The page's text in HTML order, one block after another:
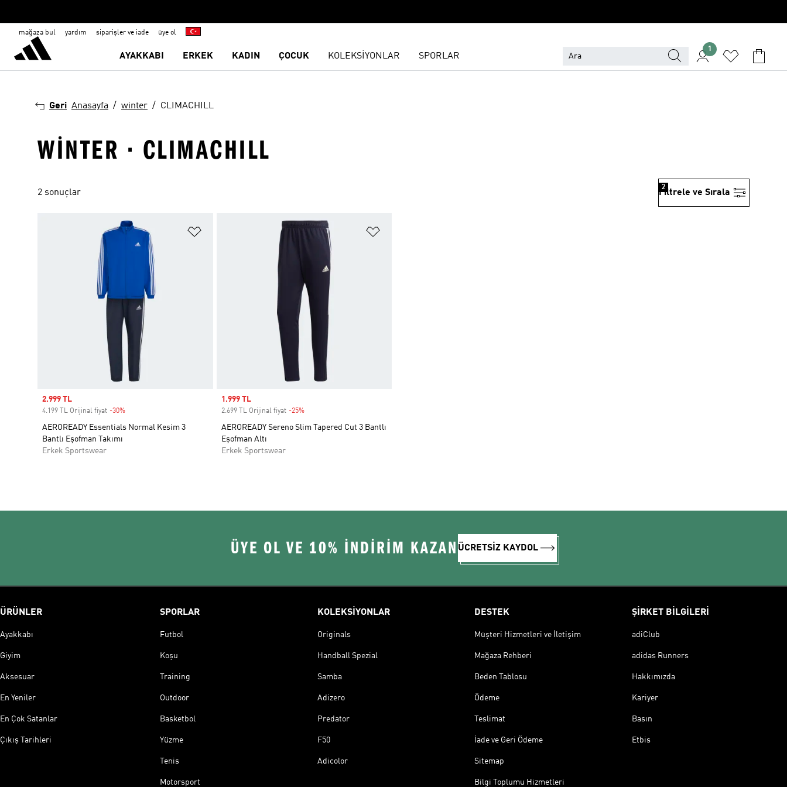
mağaza bul yardım siparişler ve iade üye ol
AYAKKABI ERKEK KADIN ÇOCUK KOLEKSİYONLAR SPORLAR
1
Geri Anasayfa winter CLIMACHILL
WINTER · CLIMACHILL
2 sonuçlar Filtrele ve Sırala
2
Favori Listesine Ekle
Sale price
2.999 TL
4.199 TL Orijinal fiyat -30%
AEROREADY Essentials Normal Kesim 3
Bantlı Eşofman Takımı
Erkek Sportswear
Sale price
1.999 TL
2.699 TL Orijinal fiyat -25%Discount
AEROREADY Sereno Slim Tapered Cut 3 Bantlı
Eşofman Altı
Erkek Sportswear
ÜYE OL VE 10% İNDİRİM KAZAN ÜCRETSİZ KAYDOL
ÜRÜNLER
Ayakkabı
Giyim
Aksesuar
En Yeniler
En Çok Satanlar
Çıkış Tarihleri
SPORLAR
Futbol
Koşu
Training
Outdoor
Basketbol
Yüzme
Tenis
Motorsport
KOLEKSİYONLAR
Originals
Handball Spezial
Samba
Adizero
Predator
F50
Adicolor
DESTEK
Müşteri Hizmetleri ve İletişim
Mağaza Rehberi
Beden Tablosu
Ödeme
Teslimat
İade ve Geri Ödeme
Sitemap
Bilgi Toplumu Hizmetleri
ŞİRKET BİLGİLERİ
adiClub
adidas Runners
Hakkımızda
Kariyer
Basın
Etbis